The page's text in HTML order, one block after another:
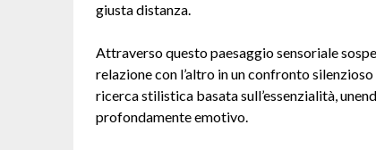
giusta distanza.
Attraverso questo paesaggio sensoriale
relazione con l’altro in un confronto
ricerca stilistica basata sull’essenzialità,
profondamente emotivo.